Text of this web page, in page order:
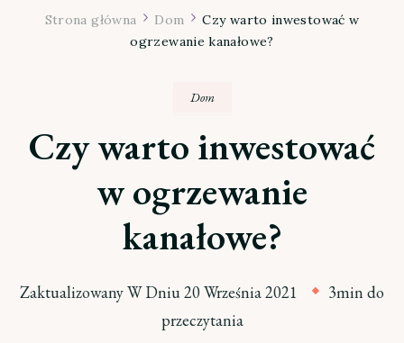
Strona główna Dom
Czy warto inwestować w
ogrzewanie kanałowe?
Dom
Czy warto inwestować
w ogrzewanie
kanałowe?
Zaktualizowany W Dniu20 Września 2021
3min do
przeczytania